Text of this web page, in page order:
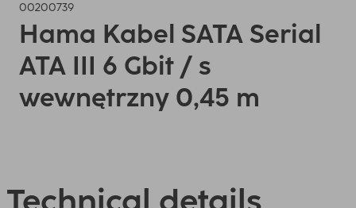
00200739
Hama Kabel SATA Serial
ATA III 6 Gbit / s
wewnętrzny 0,45 m